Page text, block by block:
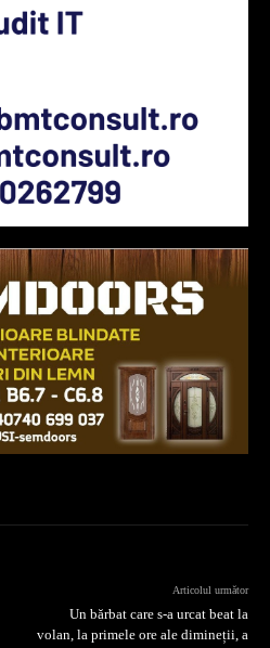
Articolul următor
Un bărbat care s-a urcat beat la
volan, la primele ore ale dimineții, a